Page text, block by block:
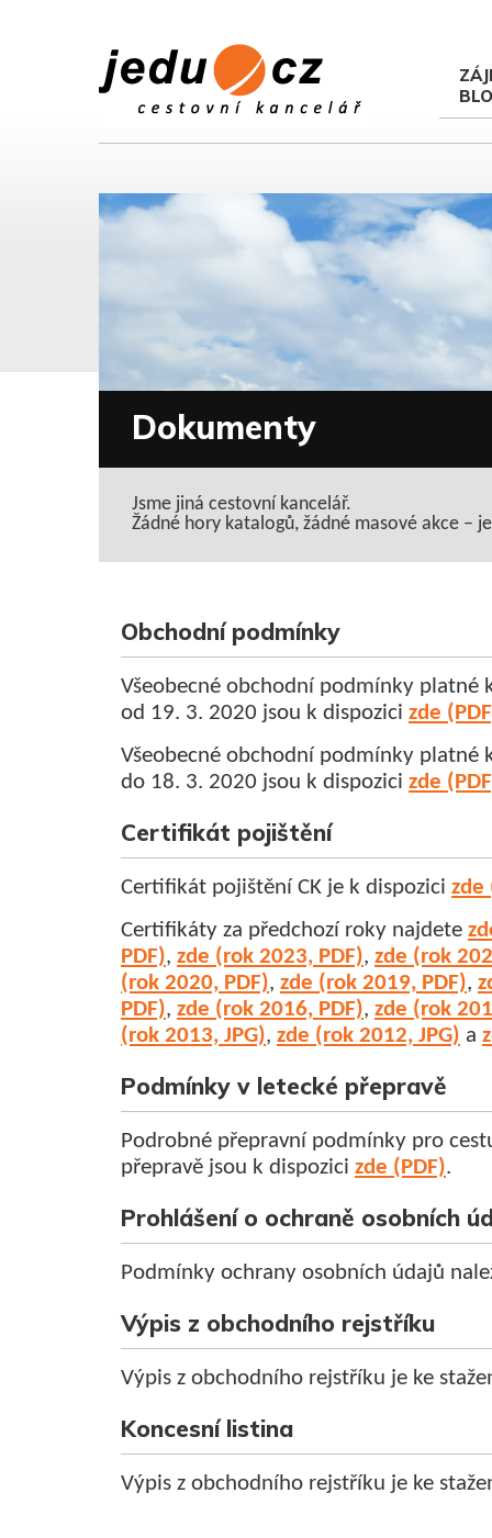
Dokumenty
Jsme jiná cestovní kancelář.
Žádné hory katalogů, žádné masové akce –
Obchodní podmínky
Všeobecné obchodní podmínky platné
od 19. 3. 2020 jsou k dispozici zde
Všeobecné obchodní podmínky platné
do 18. 3. 2020 jsou k dispozici zde
Certifikát pojištění
Certifikát pojištění CK je k dispozici zde
Certifikáty za předchozí roky najdete
PDF), zde (rok 2023, PDF), zde (rok
(rok 2020, PDF), zde (rok 2019, PDF),
PDF), zde (rok 2016, PDF), zde (rok
(rok 2013, JPG), zde (rok 2012, JPG) a
Podmínky v letecké přepravě
Podrobné přepravní podmínky pro
přepravě jsou k dispozici zde (PDF).
Prohlášení o ochraně osobních
Podmínky ochrany osobních údajů
Výpis z obchodního rejstříku
Výpis z obchodního rejstříku je ke
Koncesní listina
Výpis z obchodního rejstříku je ke